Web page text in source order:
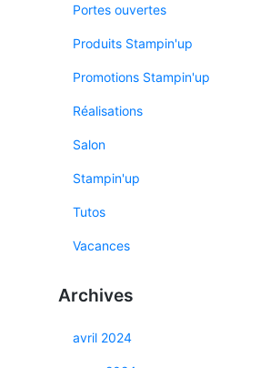
Portes ouvertes
Produits Stampin'up
Promotions Stampin'up
Réalisations
Salon
Stampin'up
Tutos
Vacances
Archives
avril 2024